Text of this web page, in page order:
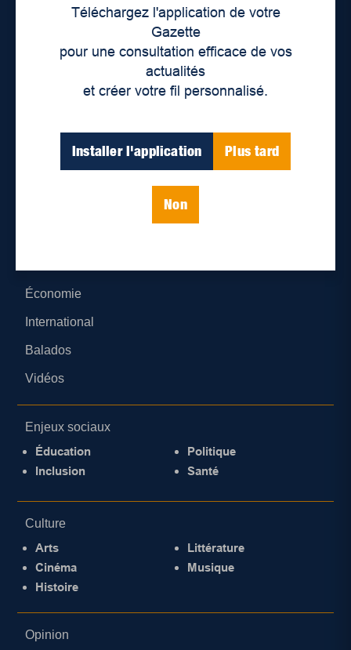
Téléchargez l'application de votre
Gazette
pour une consultation efficace de vos
actualités
et créer votre fil personnalisé.
Installer l'application Plus tard
Non
Lieux de distribution
Économie
International
Balados
Vidéos
Enjeux sociaux
Éducation
Inclusion
Politique
Santé
Culture
Arts
Cinéma
Histoire
Littérature
Musique
Opinion